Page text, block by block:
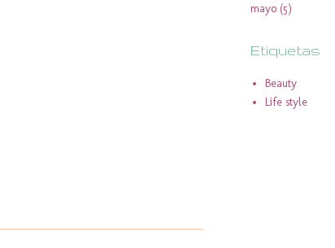
mayo (5)
Etiquetas
Beauty
Life style